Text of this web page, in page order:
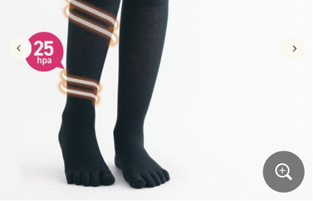
寝具・ベッド
カーテン・ラグ・ファブリック
美容・健康・サプリメント
制服・スクールすべて
制服・学生服
ジュニア・ティーンズ下着
大きいサイズ
大きいサイズ通販すべて
大きいサイズ レディース服
大きいサイズ レディース下着
大きいサイズ メンズ
バーゲン
バーゲンセール
シークレットセール
商品カテゴリ一覧
カタログ
カーテン・ラグ・ファブリック
制服・学生服
ジュニア・ティーンズ下着
大きいサイズ通販すべて
大きいサイズ レディース服
大きいサイズ レディース下着
大きいサイズ メンズ
大きいサイズ 事務・制服
バーゲンセール
シークレットセール
詳細検索
商品カテゴリ一覧
カタログ
カタログ・チラシからのご注文